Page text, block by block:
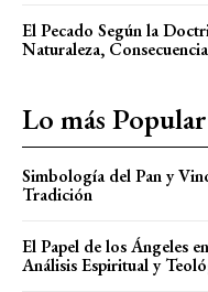
El Pecado Según la
Naturaleza,
Lo más Popular
Simbología del Pan y
Tradición
El Papel de los Ángeles
Análisis Espiritual y